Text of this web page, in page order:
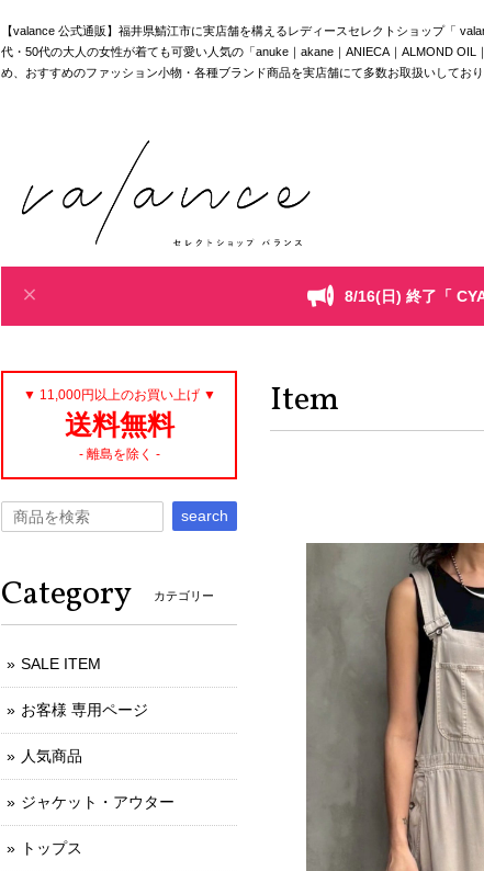
【valance 公式通販】福井県鯖江市に実店舗を構えるレディースセレクトショップ「
代・50代の大人の女性が着ても可愛い人気の「anuke｜akane｜ANIECA｜ALMOND
め、おすすめのファッション小物・各種ブランド商品を実店舗にて多数お取扱いしてお
8/16(日) 終了「
Item
▼ 11,000円以上のお買い上げ ▼
送料無料
- 離島を除く -
search
Category カテゴリー
SALE ITEM
お客様 専用ページ
人気商品
ジャケット・アウター
トップス